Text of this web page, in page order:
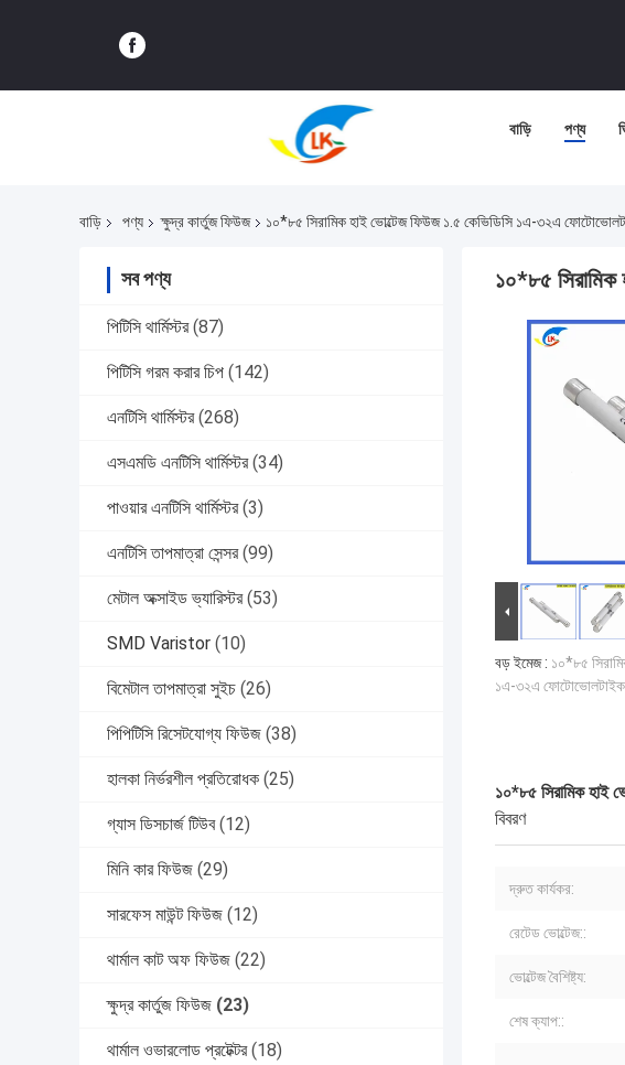
বাড়ি পণ্য
বাড়ি পণ্য ক্ষুদ্র কার্তুজ ফিউজ ১০*৮৫ সিরামিক হাই ভোল্টেজ ফিউজ ১.৫ কেভিডিসি ১এ-৩২এ
সব পণ্য
পিটিসি থার্মিস্টর (87)
পিটিসি গরম করার চিপ (142)
এনটিসি থার্মিস্টর (268)
এসএমডি এনটিসি থার্মিস্টর (34)
পাওয়ার এনটিসি থার্মিস্টর (3)
এনটিসি তাপমাত্রা সেন্সর (99)
মেটাল অক্সাইড ভ্যারিস্টর (53)
SMD Varistor (10)
বিমেটাল তাপমাত্রা সুইচ (26)
পিপিটিসি রিসেটযোগ্য ফিউজ (38)
হালকা নির্ভরশীল প্রতিরোধক (25)
গ্যাস ডিসচার্জ টিউব (12)
মিনি কার ফিউজ (29)
সারফেস মাউন্ট ফিউজ (12)
থার্মাল কাট অফ ফিউজ (22)
ক্ষুদ্র কার্তুজ ফিউজ (23)
থার্মাল ওভারলোড প্রটেক্টর (18)
১০*৮৫
বড় ইমেজ : ১০*৮৫
১এ-৩২এ
১০*৮৫ সিরামিক
বিবরণ
দ্রুত কার্যকর:
রেটেড ভোল্টেজ::
ভোল্টেজ বৈশিষ্ট্য:
শেষ ক্যাপ::